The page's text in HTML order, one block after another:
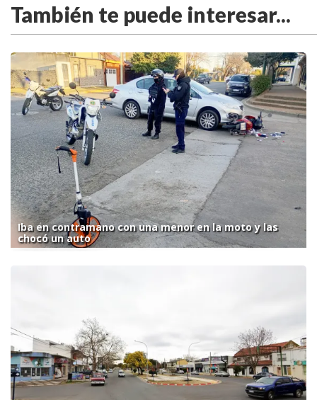
También te puede interesar...
Iba en contramano con una menor en la moto y las
chocó un auto